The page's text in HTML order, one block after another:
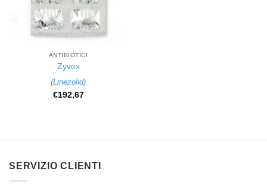
ANTIBIOTICI
Zyvox
(Linezolid)
€192,67
SERVIZIO CLIENTI